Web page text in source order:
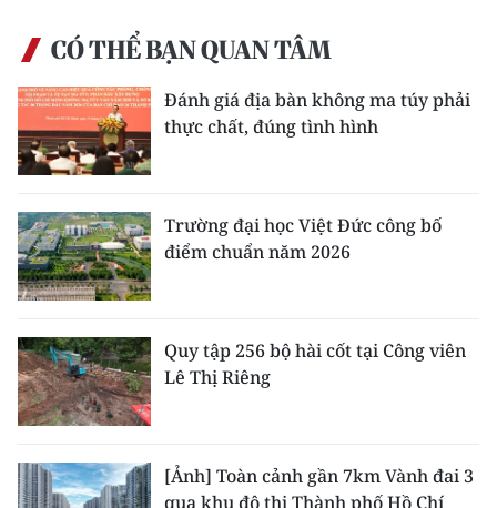
CÓ THỂ BẠN QUAN TÂM
Đánh giá địa bàn không ma túy phải
thực chất, đúng tình hình
Trường đại học Việt Đức công bố
điểm chuẩn năm 2026
Quy tập 256 bộ hài cốt tại Công viên
Lê Thị Riêng
[Ảnh] Toàn cảnh gần 7km Vành đai 3
qua khu đô thị Thành phố Hồ Chí